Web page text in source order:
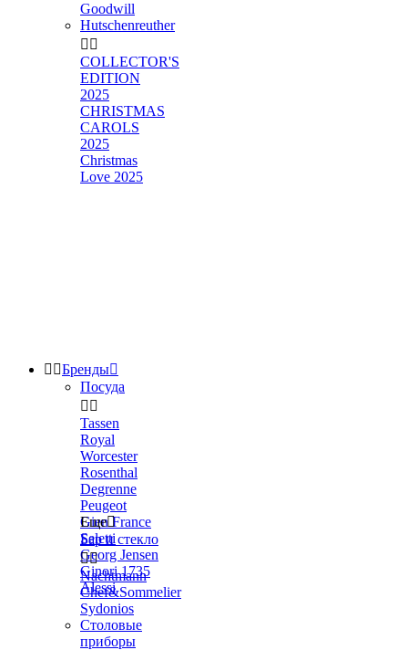
Goodwill
Hutschenreuther
 
COLLECTOR'S
EDITION
2025
CHRISTMAS
CAROLS
2025
Christmas
Love 2025
 Бренды
Посуда
 
Tassen
Royal
Worcester
Rosenthal
Degrenne
Peugeot
Gien France
Seletti
Georg Jensen
Ginori 1735
Alessi
Еще
Бар и стекло

Nachtmann
Chef&Sommelier
Sydonios
Столовые
приборы